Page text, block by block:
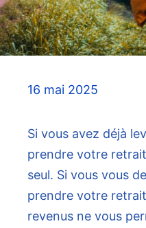
16 mai 2025
Si vous avez déjà
prendre votre
seul. Si vous vous
prendre votre
revenus ne vous